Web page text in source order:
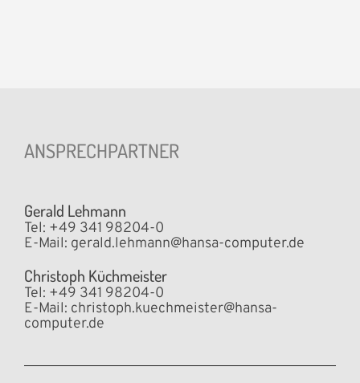
ANSPRECHPARTNER
Gerald Lehmann
Tel: +49 341 98204-0
E-Mail: gerald.lehmann@hansa-computer.de
Christoph Küchmeister
Tel: +49 341 98204-0
E-Mail: christoph.kuechmeister@hansa-
computer.de